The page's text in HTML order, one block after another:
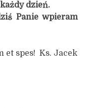
dzień.
wpieram
Ks. Jacek